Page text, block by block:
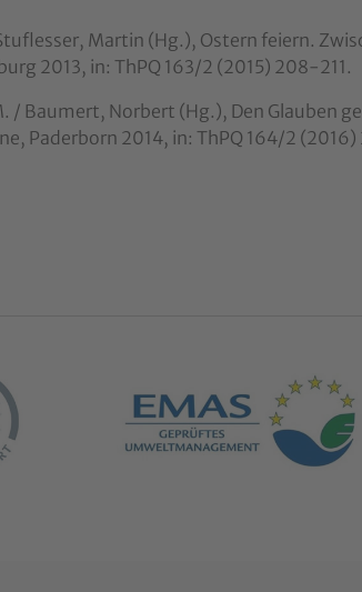
Martin (Hg.), Ostern feiern.
2013, in: ThPQ 163/2 (2015) 208-211.
/ Baumert, Norbert (Hg.), Den Glauben
Paderborn 2014, in: ThPQ 164/2 (2016)